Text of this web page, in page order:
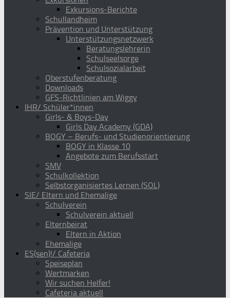
Exkursions-Berichte
Schullandheim
Prävention und Unterstützung
Unterstützungsnetzwerk
Beratungslehrerin
Schulseelsorge
Schulsozialarbeit
Oberstufenberatung
Downloads
GFS-Richtlinien am Wiggy
IHR/ Schüler*innen
Girls- & Boys-Day
Girls Day Academy (GDA)
BOGY – Berufs- und Studienorientierung
BOGY in Klasse 10
Angebote zum Berufsstart
SMV
Schulkollektion
Selbstorganisiertes Lernen (SOL)
SIE/ Eltern und Ehemalige
Schulverein
Schulverein aktuell
Elternbeirat
Eltern in Aktion
Ehemalige
ES(sen)!/ Cafeteria
Speiseplan
Wertmarken
Wir suchen Helfer!
Cafeteria aktuell